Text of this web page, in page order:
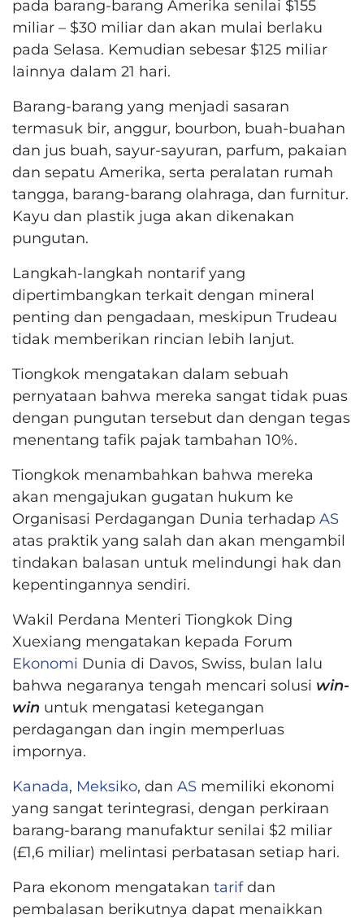
pada barang-barang Amerika senilai $155
miliar – $30 miliar dan akan mulai berlaku
pada Selasa. Kemudian sebesar $125 miliar
lainnya dalam 21 hari.
Barang-barang yang menjadi sasaran
termasuk bir, anggur, bourbon, buah-buahan
dan jus buah, sayur-sayuran, parfum, pakaian
dan sepatu Amerika, serta peralatan rumah
tangga, barang-barang olahraga, dan furnitur.
Kayu dan plastik juga akan dikenakan
pungutan.
Langkah-langkah nontarif yang
dipertimbangkan terkait dengan mineral
penting dan pengadaan, meskipun Trudeau
tidak memberikan rincian lebih lanjut.
Tiongkok mengatakan dalam sebuah
pernyataan bahwa mereka sangat tidak puas
dengan pungutan tersebut dan dengan tegas
menentang tafik pajak tambahan 10%.
Tiongkok menambahkan bahwa mereka
akan mengajukan gugatan hukum ke
Organisasi Perdagangan Dunia terhadap AS
atas praktik yang salah dan akan mengambil
tindakan balasan untuk melindungi hak dan
kepentingannya sendiri.
Wakil Perdana Menteri Tiongkok Ding
Xuexiang mengatakan kepada Forum
Ekonomi Dunia di Davos, Swiss, bulan lalu
bahwa negaranya tengah mencari solusi win-
win untuk mengatasi ketegangan
perdagangan dan ingin memperluas
impornya.
Kanada, Meksiko, dan AS memiliki ekonomi
yang sangat terintegrasi, dengan perkiraan
barang-barang manufaktur senilai $2 miliar
(£1,6 miliar) melintasi perbatasan setiap hari.
Para ekonom mengatakan tarifdan
pembalasan berikutnya dapat menaikkan